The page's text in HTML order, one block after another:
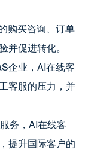
购买咨询、订单
促进转化。
企业，AI在线客
客服的压力，并
务，AI在线客
提升国际客户的